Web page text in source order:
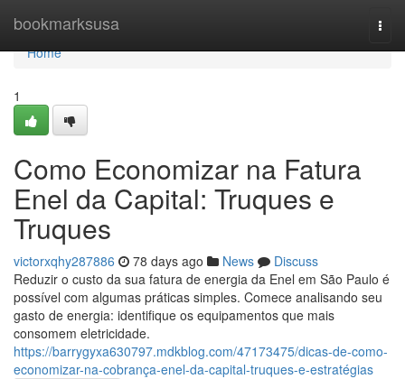
bookmarksusa
Home
Home
1
Como Economizar na Fatura
Enel da Capital: Truques e
Truques
victorxqhy287886 78 days ago News
Discuss
Reduzir o custo da sua fatura de energia da Enel em São Paulo é
possível com algumas práticas simples. Comece analisando seu
gasto de energia: identifique os equipamentos que mais
consomem eletricidade.
https://barrygyxa630797.mdkblog.com/47173475/dicas-de-como-
economizar-na-cobrança-enel-da-capital-truques-e-estratégias